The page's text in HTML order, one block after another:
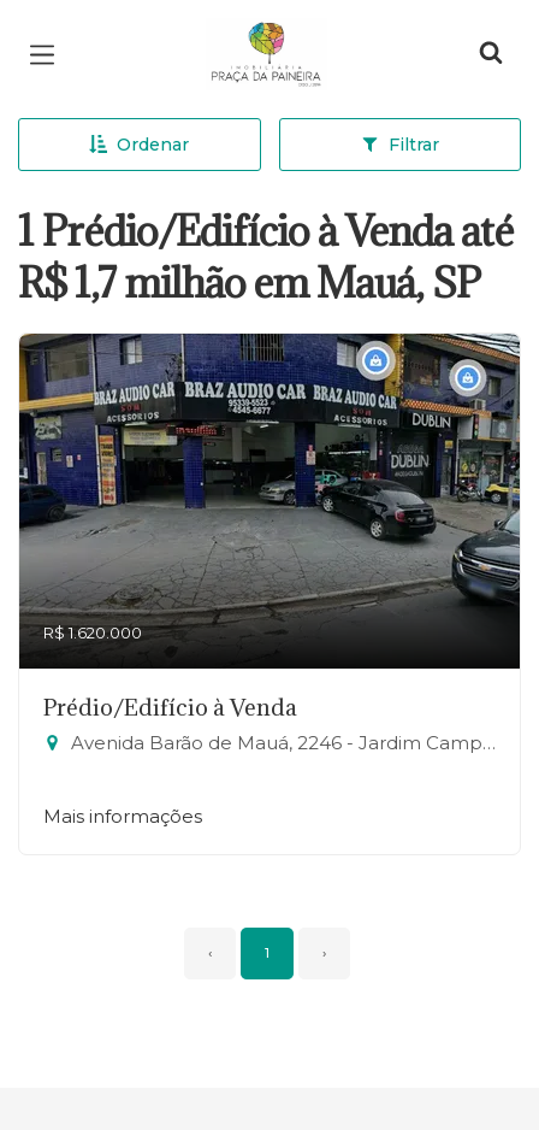
Página inicial
Ordenar Filtrar
1 Prédio/Edifício à Venda até
R$ 1,7 milhão em Mauá, SP
R$ 1.620.000
Prédio/Edifício à Venda
Avenida Barão de Mauá, 2246 - Jardim Campo Verde, Mauá-SP
Mais informações
‹ 1 ›